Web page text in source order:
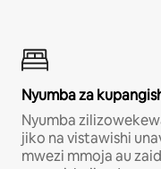
Nyumba za
Nyumba
jiko na vistawishi
mwezi mmoja au